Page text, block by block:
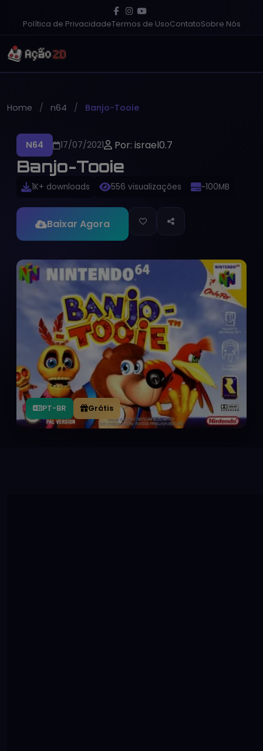
Política de PrivacidadeTermos de UsoContatoSobre Nós
Home n64 Banjo-Tooie
N64 17/07/2021 Por: israel0.7
Banjo-Tooie
1K+ downloads 556 visualizações ~100MB
Baixar Agora
PT-BR Grátis